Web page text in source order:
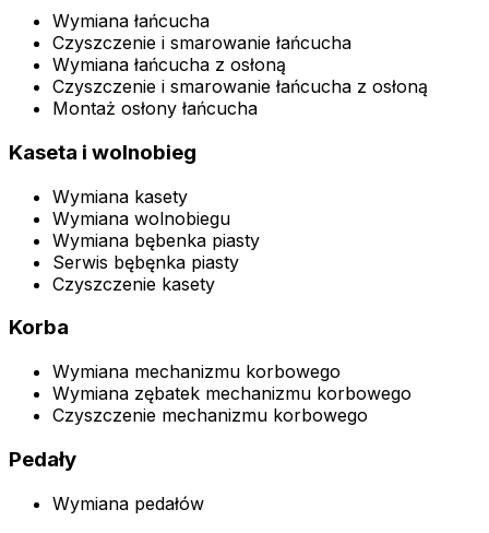
Wymiana łańcucha
Czyszczenie i smarowanie łańcucha
Wymiana łańcucha z osłoną
Czyszczenie i smarowanie łańcucha z osłoną
Montaż osłony łańcucha
Kaseta i wolnobieg
Wymiana kasety
Wymiana wolnobiegu
Wymiana bębenka piasty
Serwis bębęnka piasty
Czyszczenie kasety
Korba
Wymiana mechanizmu korbowego
Wymiana zębatek mechanizmu korbowego
Czyszczenie mechanizmu korbowego
Pedały
Wymiana pedałów